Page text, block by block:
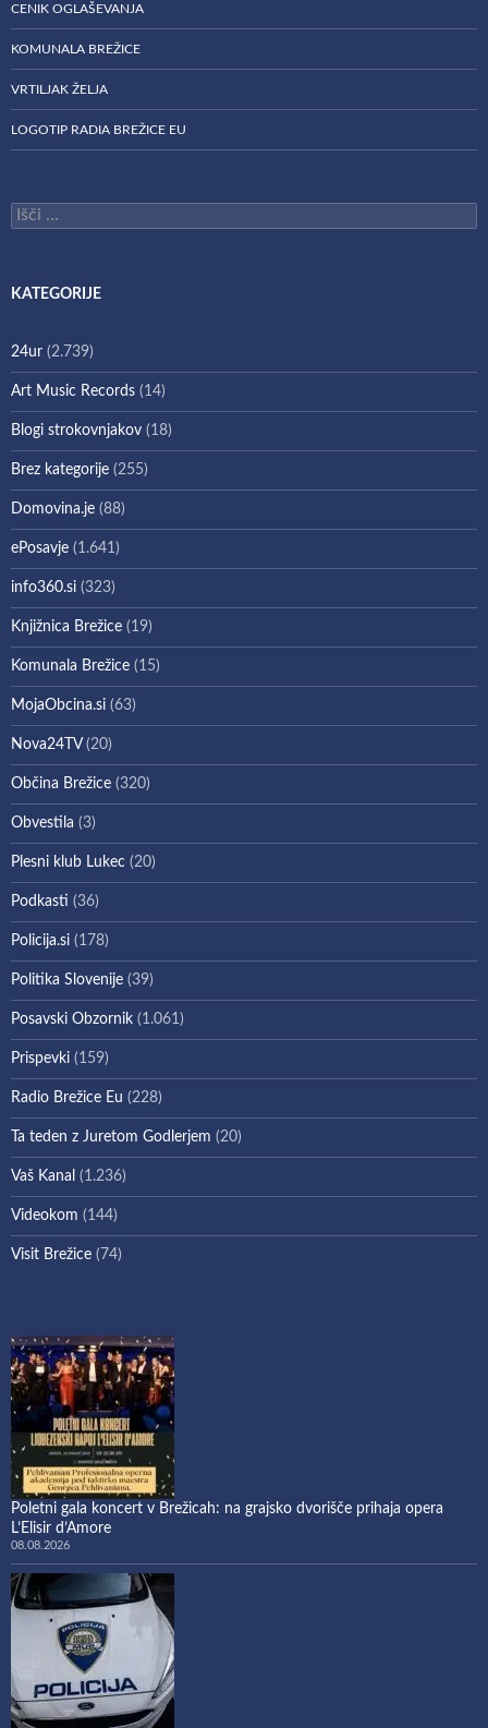
CENIK OGLAŠEVANJA
KOMUNALA BREŽICE
VRTILJAK ŽELJA
LOGOTIP RADIA BREŽICE EU
Išči:
KATEGORIJE
24ur (2.739)
Art Music Records (14)
Blogi strokovnjakov (18)
Brez kategorije (255)
Domovina.je (88)
ePosavje (1.641)
info360.si (323)
Knjižnica Brežice (19)
Komunala Brežice (15)
MojaObcina.si (63)
Nova24TV(20)
Občina Brežice (320)
Obvestila (3)
Plesni klub Lukec (20)
Podkasti (36)
Policija.si (178)
Politika Slovenije (39)
Posavski Obzornik (1.061)
Prispevki (159)
Radio Brežice Eu (228)
Ta teden z Juretom Godlerjem (20)
Vaš Kanal (1.236)
Videokom (144)
Visit Brežice (74)
Poletni gala koncert v Brežicah: na grajsko dvorišče prihaja opera
L’Elisir d’Amore
08.08.2026